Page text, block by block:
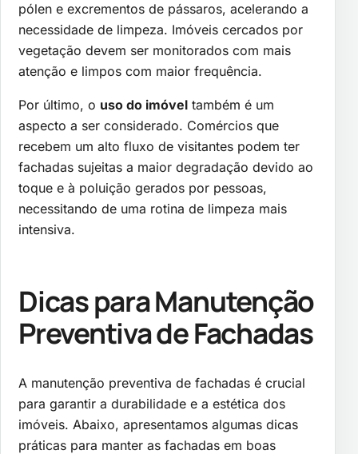
pólen e excrementos de pássaros, acelerando a
necessidade de limpeza. Imóveis cercados por
vegetação devem ser monitorados com mais
atenção e limpos com maior frequência.
Por último, o uso do imóvel também é um
aspecto a ser considerado. Comércios que
recebem um alto fluxo de visitantes podem ter
fachadas sujeitas a maior degradação devido ao
toque e à poluição gerados por pessoas,
necessitando de uma rotina de limpeza mais
intensiva.
Dicas para Manutenção
Preventiva de Fachadas
A manutenção preventiva de fachadas é crucial
para garantir a durabilidade e a estética dos
imóveis. Abaixo, apresentamos algumas dicas
práticas para manter as fachadas em boas